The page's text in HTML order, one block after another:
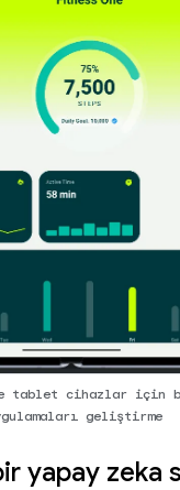
tablet cihazlar için
geliştirme
yapay zeka